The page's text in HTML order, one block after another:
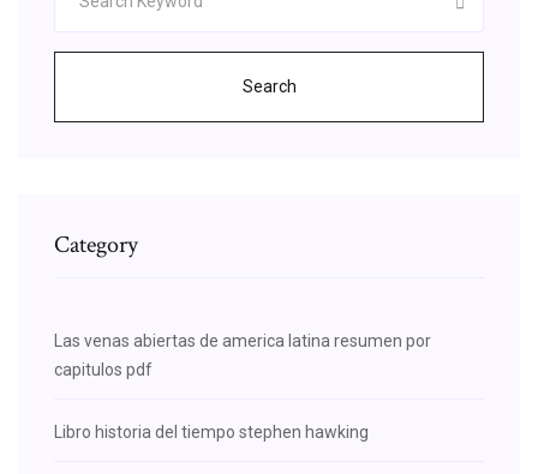
Search
Category
Las venas abiertas de america latina resumen por
capitulos pdf
Libro historia del tiempo stephen hawking